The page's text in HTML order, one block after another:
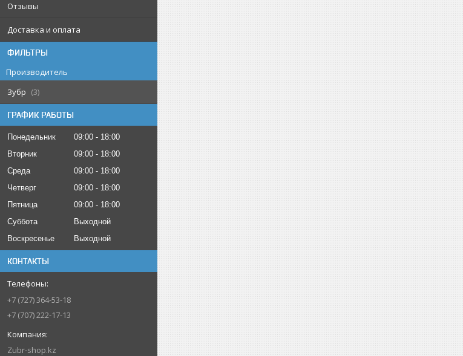
Отзывы
Доставка и оплата
ФИЛЬТРЫ
Производитель
Зубр
3
ГРАФИК РАБОТЫ
Понедельник 09:00
18:00
Вторник
09:00
18:00
Среда
09:00
18:00
Четверг
09:00
18:00
Пятница
09:00
18:00
Суббота
Выходной
Воскресенье
Выходной
КОНТАКТЫ
+7 (727) 364-53-18
+7 (707) 222-17-13
Zubr-shop.kz